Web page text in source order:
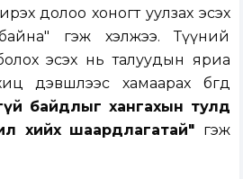
долоо хоногт уулзах эсэх
гэж хэлжээ. Түүний
эсэх нь талуудын яриа
дэвшлээс хамаарах бөгөөд
байдлыг хангахын тулд
хийх шаардлагатай" гэж